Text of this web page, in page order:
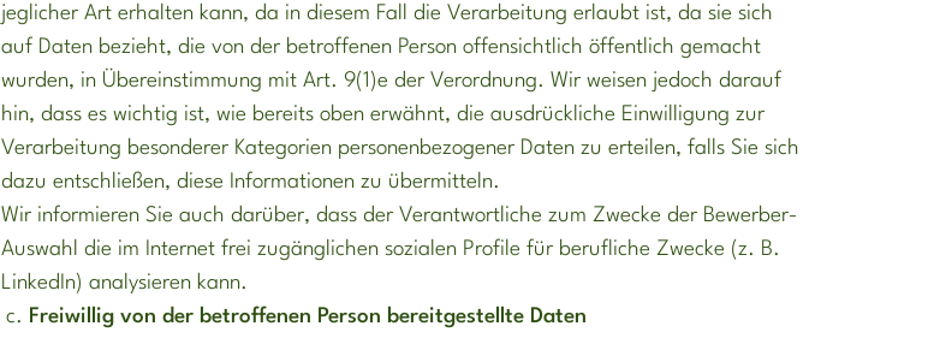
jeglicher Art erhalten kann, da in diesem Fall die Verarbeitung erlaubt ist, da sie sich
auf Daten bezieht, die von der betroffenen Person offensichtlich öffentlich gemacht
wurden, in Übereinstimmung mit Art. 9(1)e der Verordnung. Wir weisen jedoch darauf
hin, dass es wichtig ist, wie bereits oben erwähnt, die ausdrückliche Einwilligung zur
Verarbeitung besonderer Kategorien personenbezogener Daten zu erteilen, falls Sie sich
dazu entschließen, diese Informationen zu übermitteln.
Wir informieren Sie auch darüber, dass der Verantwortliche zum Zwecke der Bewerber-
Auswahl die im Internet frei zugänglichen sozialen Profile für berufliche Zwecke (z. B.
LinkedIn) analysieren kann.
Freiwillig von der betroffenen Person bereitgestellte Daten